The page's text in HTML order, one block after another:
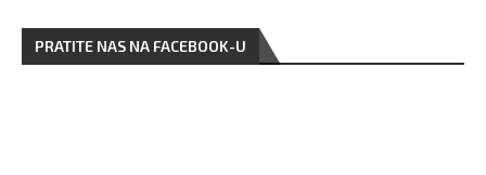
PRATITE NAS NA FACEBOOK-U